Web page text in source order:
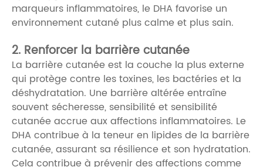
marqueurs inflammatoires, le DHA favorise un
environnement cutané plus calme et plus sain.
2. Renforcer la barrière cutanée
La barrière cutanée est la couche la plus externe
qui protège contre les toxines, les bactéries et la
déshydratation. Une barrière altérée entraîne
souvent sécheresse, sensibilité et sensibilité
cutanée accrue aux affections inflammatoires. Le
DHA contribue à la teneur en lipides de la barrière
cutanée, assurant sa résilience et son hydratation.
Cela contribue à prévenir des affections comme